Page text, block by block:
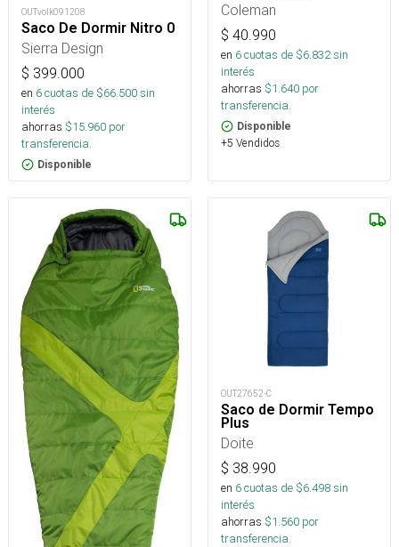
OUTvolk091208
Saco De Dormir Nitro 0
Sierra Design
$ 399.000
en 6cuotas de $66.500sin
interés
ahorras $15.960 por
transferencia.
Disponible
Coleman
$ 40.990
en 6cuotas de $6.832sin
interés
ahorras $1.640 por
transferencia.
Disponible
+5 Vendidos
OUT27652-C
Saco de Dormir Tempo
Plus
Doite
$ 38.990
en 6cuotas de $6.498sin
interés
ahorras $1.560 por
transferencia.